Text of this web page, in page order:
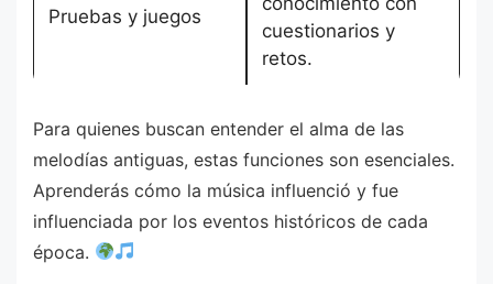
Pruebas y juegos
cuestionarios y
retos.
Para quienes buscan entender el alma de las
melodías antiguas, estas funciones son esenciales.
Aprenderás cómo la música influenció y fue
influenciada por los eventos históricos de cada
época.